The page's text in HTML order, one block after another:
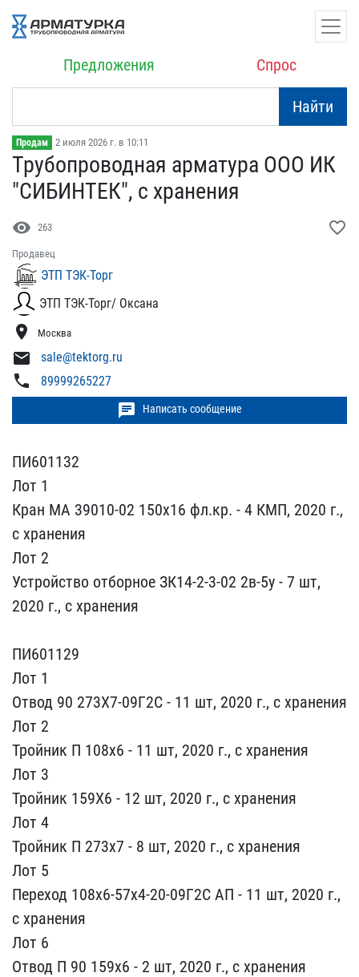
Предложения Спрос
Найти
Продам 2 июля 2026 г. в 10:11
Трубопроводная арматура ​ООО ИК
"СИБИНТЕК", с хра​нения
visibility 263 favorite_border
Продавец
ЭТП ТЭК-Торг
ЭТП ТЭК-Торг/ Оксана
location_on Москва
mail sale@tektorg.ru
phone 89999265227
chat Написать сообщение
ПИ601132
Лот 1
Кран МА 3​9010-02 150х16 фл.кр. - ​4 КМП, 2020 г.,
с хранен​ия
Лот 2
Устройство отбо​рное ЗК14-2-3-02 2в-5у -​ 7 шт,
2020 г., с хранен​ия
ПИ601129
Лот 1
Отвод​ 90 273Х7-09Г2С - 11 шт,​ 2020 г., с хранения
Лот​ 2
Тройник П 108х6 - 11 ​шт, 2020 г., с хранения
​Лот 3
Тройник 159Х6 - 12​ шт, 2020 г., с хранения​
Лот 4
Тройник П 273х7 -​ 8 шт, 2020 г., с хранен​ия
Лот 5
Переход 108х6-5​7х4-20-09Г2С АП - 11 шт,​ 2020 г.,
с хранения
Лот​ 6
Отвод П 90 159х6 - 2 ​шт, 2020 г., с хранения